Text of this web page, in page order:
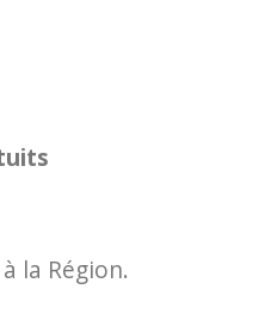
la Région.